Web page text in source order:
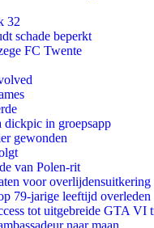
32
schade beperkt
FC Twente
dickpic in groepsapp
gewonden
van Polen-rit
voor overlijdensuitkering
79-jarige leeftijd overleden
tot uitgebreide GTA VI
naar maan